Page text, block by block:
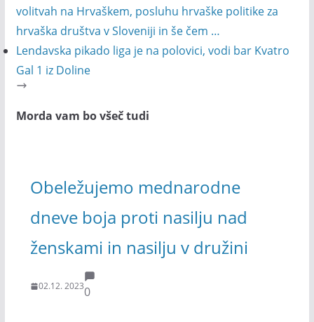
volitvah na Hrvaškem, posluhu hrvaške politike za
hrvaška društva v Sloveniji in še čem …
Lendavska pikado liga je na polovici, vodi bar Kvatro
Gal 1 iz Doline
Morda vam bo všeč tudi
Obeležujemo mednarodne
dneve boja proti nasilju nad
ženskami in nasilju v družini
02.12. 20230